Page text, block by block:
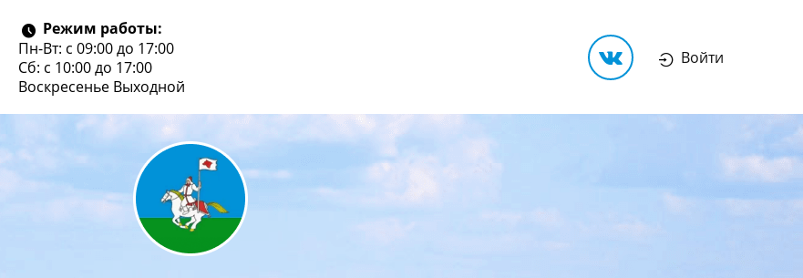
Режим работы:
Пн-Вт: с 09:00 до 17:00
Сб: с 10:00 до 17:00
Воскресенье Выходной
Войти